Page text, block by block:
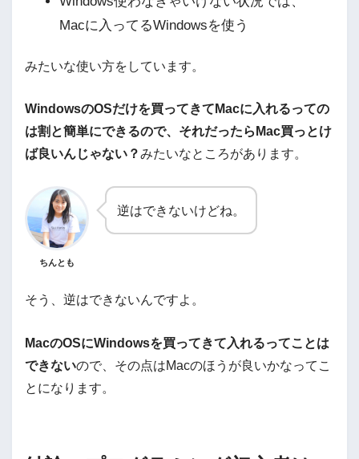
Macに入ってるWindowsを使う
みたいな使い方をしています。
WindowsのOSだけを買ってきてMacに入れるっての
は割と簡単にできるので、それだったらMac買っとけ
ば良いんじゃない？みたいなところがあります。
ちんとも
逆はできないけどね。
そう、逆はできないんですよ。
MacのOSにWindowsを買ってきて入れるってことは
できないので、その点はMacのほうが良いかなってこ
とになります。